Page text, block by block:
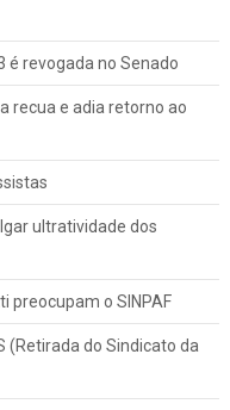
é revogada no Senado
recua e adia retorno ao
ultratividade dos
preocupam o SINPAF
(Retirada do Sindicato da